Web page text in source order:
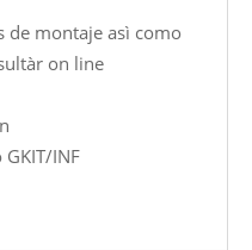
de montaje asì como
on line
INF